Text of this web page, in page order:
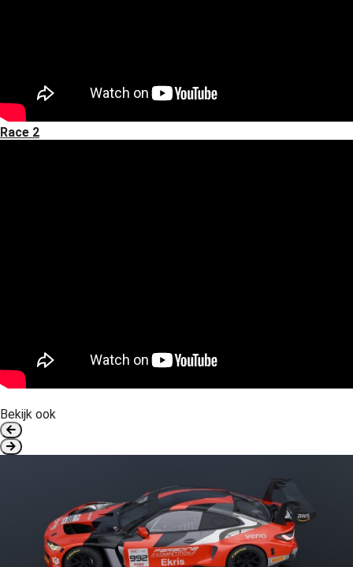
Race 2
Bekijk ook